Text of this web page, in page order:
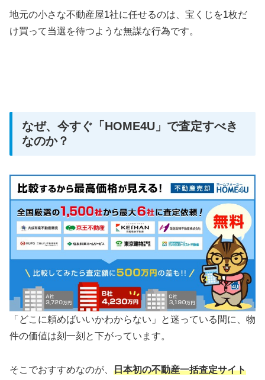
地元の小さな不動産屋1社に任せるのは、宝くじを1枚だ
け買って当選を待つような無謀な行為です。
なぜ、今すぐ「HOME4U」で査定すべき
なのか？
「どこに頼めばいいかわからない」と迷っている間に、物
件の価値は刻一刻と下がっています。
そこでおすすめなのが、 日本初の不動産一括査定サイト